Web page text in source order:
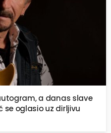
a danas slave
se oglasio uz dirljivu